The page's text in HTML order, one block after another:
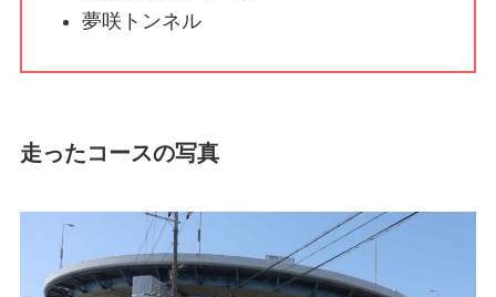
夢咲トンネル
走ったコースの写真